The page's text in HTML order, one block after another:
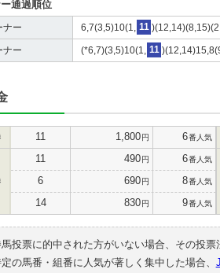
通過順位
ナー 6,7(3,5)10(1, 11
ナー (*6,7)(3,5)10(1, 11
11 1,800円 6番人気
11 490円 6番人気
6 690円 8番人気
14 830円 9番人気
馬投票に的中された方がいない場合、その投
の馬番・組番に人気が著しく集中した場合、